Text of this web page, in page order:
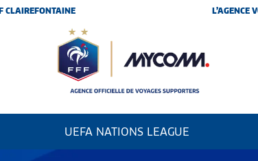
CLAIREFONTAINE L’AGENCE
UEFA NATIONS LEAGUE